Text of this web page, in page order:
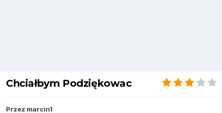
Chciałbym Podziękowac
Przez marcin1